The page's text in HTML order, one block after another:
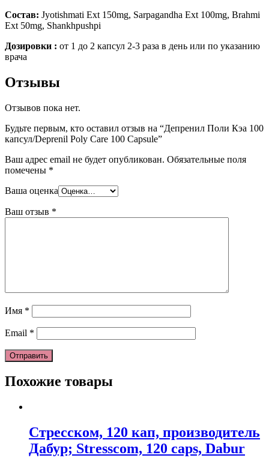
Состав: Jyotishmati Ext 150mg, Sarpagandha Ext 100mg, Brahmi
Ext 50mg, Shankhpushpi
Дозировки : от 1 до 2 капсул 2-3 раза в день или по указанию
врача
Отзывы
Отзывов пока нет.
Будьте первым, кто оставил отзыв на “Депренил Поли Кэа 100
капсул/Deprenil Poly Care 100 Capsule”
Ваш адрес email не будет опубликован. Обязательные поля
помечены *
Ваша оценка
Ваш отзыв *
Имя *
Email *
Похожие товары
Стресском, 120 кап, производитель
Дабур; Stresscom, 120 caps, Dabur